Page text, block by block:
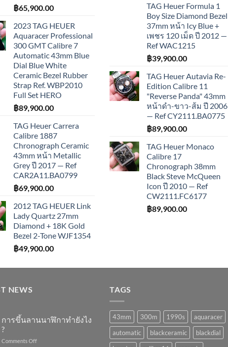
฿65,900.00
2023 TAG HEUER
Aquaracer Professional
300 GMT Calibre 7
Automatic 43mm Blue
Dial Blue White
Ceramic Bezel Rubber
Strap Ref. WBP2010
Full Set HERO
฿89,900.00
TAG Heuer Carrera
Calibre 1887
Chronograph Ceramic
43mm หน้า Metallic
Grey ปี 2017 — Ref
CAR2A11.BA0799
฿69,900.00
2012 TAG HEUER Link
Lady Quartz 27mm
Diamond + 18K Gold
Bezel 2-Tone WJF1354
฿49,900.00
TAG Heuer Formula 1
Boy Size Diamond Bezel
37mm หน้า Icy Blue +
เพชร 120 เม็ด ปี 2012 —
Ref WAC1215
฿39,900.00
TAG Heuer Autavia Re-
Edition Calibre 11
"Reverse Panda" 43mm
หน้าดำ-ขาว-ส้ม ปี 2006
— Ref CY2111.BA0775
฿89,900.00
TAG Heuer Monaco
Calibre 17
Chronograph 38mm
Black Steve McQueen
Icon ปี 2010 — Ref
CW2111.FC6177
฿89,900.00
NEWS
การขึ้นลานนาฬิกาทำยังไง
?
Comments Offon
TAGS
43mm 300m 1990s
aquaracer
automatic
blackceramic
blackdial